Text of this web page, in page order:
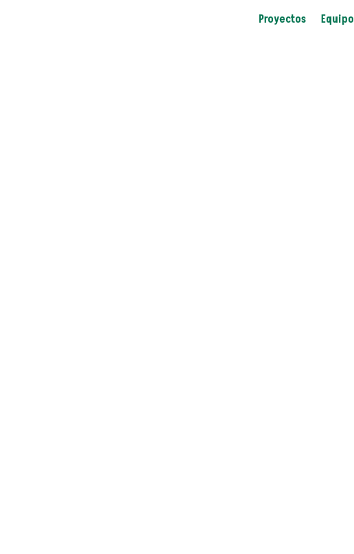
Proyectos Equipo